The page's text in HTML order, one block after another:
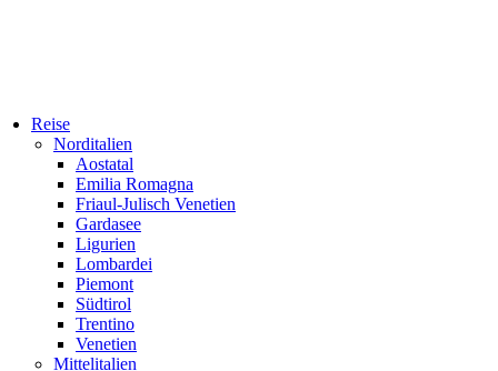
Reise
Norditalien
Aostatal
Emilia Romagna
Friaul-Julisch Venetien
Gardasee
Ligurien
Lombardei
Piemont
Südtirol
Trentino
Venetien
Mittelitalien